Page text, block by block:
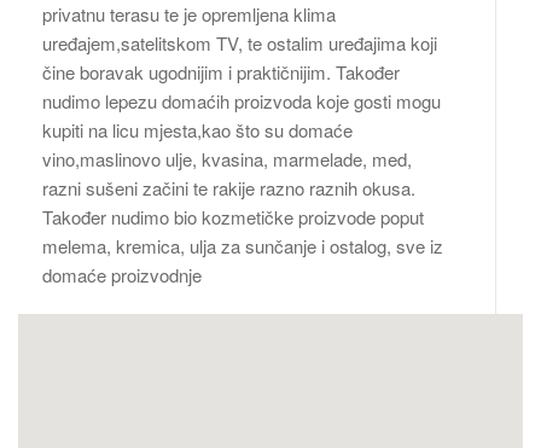
privatnu terasu te je opremljena klima
uređajem,satelitskom TV, te ostalim uređajima koji
čine boravak ugodnijim i praktičnijim. Također
nudimo lepezu domaćih proizvoda koje gosti mogu
kupiti na licu mjesta,kao što su domaće
vino,maslinovo ulje, kvasina, marmelade, med,
razni sušeni začini te rakije razno raznih okusa.
Također nudimo bio kozmetičke proizvode poput
melema, kremica, ulja za sunčanje i ostalog, sve iz
domaće proizvodnje